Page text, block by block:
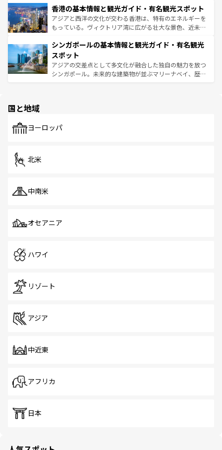
とつ。フォーやバインミー、ベトナムコーヒーなどは、ぜ
ひ現地で味わいたい。どの地域を訪れてもあたたかい人々
が旅行者を迎えてくれるので、きっと忘れられない旅にな
参照してほしい。
の活気が交差している。北部ではチェンマイなどの山岳地
帯で自然と触れ合い、南部ではプーケットやクラビの美し
いビーチでリゾート気分を楽しむことができる。タイ料理
激する。気候は一年中温暖で、どの季節にも異なる楽しみ
が待っている。親しみやすいタイの人々、仏教を中心とし
た文化、そして多様な観光資源が、訪れる旅人を魅了し続
ける。 なお、新着のタイ情報はコンテンツ一覧を参照して
香港の基本情報と観光ガイド・有名観光スポット
アジアと西洋の文化が交わる香港は、特有のエネルギーを
もっている。ヴィクトリア湾に広がる壮大な景色、近未来
み、どこを訪れても感動するはず。観光スポットが密集し
ており、効率よく見どころを回れるのも魅力。息をのむよ
うな絶景から文化的な体験まで、香港を存分に楽しみ尽く
そう。 なお、新着の香港情報はコンテンツ一覧を参照して
シンガポールの基本情報と観光ガイド・有名観光
スポット
アジアの交差点として多文化が融合した独自の魅力を放つ
シンガポール。未来的な建築物が並ぶマリーナベイ、歴史
で、ホーカーズは地元の風情を楽しめる外せないスポット
国と地域
ヨーロッパ
北米
中南米
オセアニア
ハワイ
リゾート
アジア
中近東
アフリカ
日本